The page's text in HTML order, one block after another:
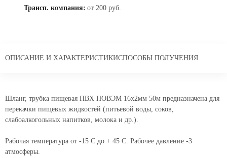
Трансп. компания: от 200 руб.
ОПИСАНИЕ И ХАРАКТЕРИСТИКИСПОСОБЫ ПОЛУЧЕНИЯ
Шланг, трубка пищевая ПВХ НОВЭМ 16x2мм 50м предназначена для
перекачки пищевых жидкостей (питьевой воды, соков,
слабоалкогольных напитков, молока и др.).
Рабочая температура от -15 С до + 45 С. Рабочее давление -3
атмосферы.